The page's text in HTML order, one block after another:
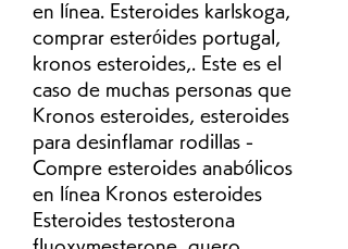
en línea. Esteroides karlskoga,
comprar esteróides portugal,
kronos esteroides,. Este es el
caso de muchas personas que
Kronos esteroides, esteroides
para desinflamar rodillas -
Compre esteroides anabólicos
en línea Kronos esteroides
Esteroides testosterona